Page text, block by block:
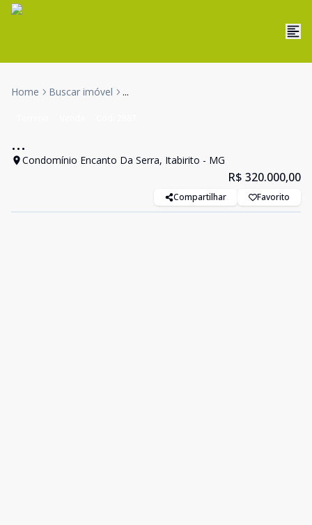
Home Buscar imóvel ...
...
Condomínio Encanto Da Serra, Itabirito - MG
R$ 320.000,00
Compartilhar Favorito